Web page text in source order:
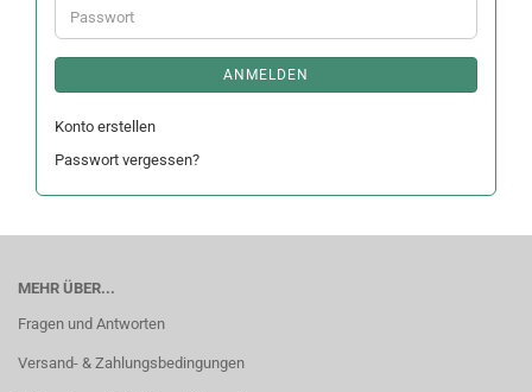
Passwort
ANMELDEN
Konto erstellen
Passwort vergessen?
MEHR ÜBER...
Fragen und Antworten
Versand- & Zahlungsbedingungen